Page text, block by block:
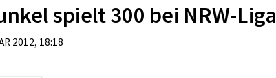
spielt 300 bei NRW-Liga
2012, 18:18